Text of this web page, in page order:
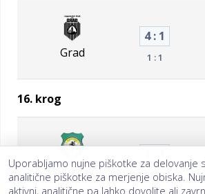
Grad
4 : 1
1 : 1
16. krog
Ljutomer 0 : 1
Uporabljamo nujne piškotke za delovanje
analitične piškotke za merjenje obiska.
aktivni, analitične pa lahko dovolite ali